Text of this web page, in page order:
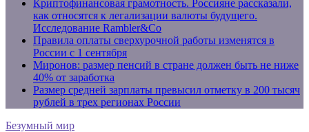
Криптофинансовая грамотность. Россияне рассказали,
как относятся к легализации валюты будущего.
Исследование Rambler&Co
Правила оплаты сверхурочной работы изменятся в
России с 1 сентября
Миронов: размер пенсий в стране должен быть не ниже
40% от заработка
Размер средней зарплаты превысил отметку в 200 тысяч
рублей в трех регионах России
Безумный мир